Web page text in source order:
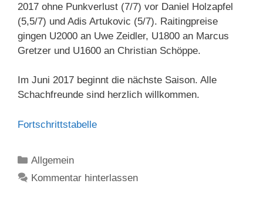
2017 ohne Punkverlust (7/7) vor Daniel Holzapfel
(5,5/7) und Adis Artukovic (5/7). Raitingpreise
gingen U2000 an Uwe Zeidler, U1800 an Marcus
Gretzer und U1600 an Christian Schöppe.
Im Juni 2017 beginnt die nächste Saison. Alle
Schachfreunde sind herzlich willkommen.
Fortschrittstabelle
Kategorien
Allgemein
Kommentar hinterlassen